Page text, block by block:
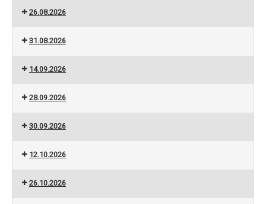
26.08.2026
31.08.2026
14.09.2026
28.09.2026
30.09.2026
12.10.2026
26.10.2026